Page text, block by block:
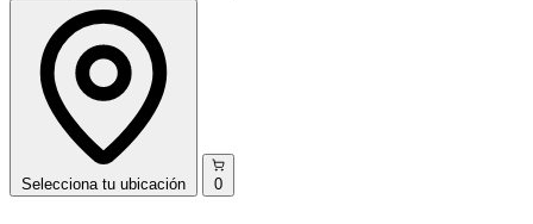
Selecciona tu ubicación 0